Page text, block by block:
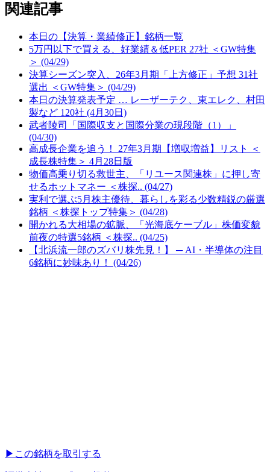
関連記事
本日の【決算・業績修正】銘柄一覧
5万円以下で買える、好業績＆低PER 27社 ＜GW特集
＞ (04/29)
決算シーズン突入、26年3月期「上方修正」予想 31社
選出 ＜GW特集＞ (04/29)
本日の決算発表予定 … レーザーテク、東エレク、村田
製など 120社 (4月30日)
武者陵司「国際収支と国際分業の現段階（1）」
(04/30)
高成長企業を追う！ 27年3月期【増収増益】リスト ＜
成長株特集＞ 4月28日版
物価高乗り切る救世主、「リユース関連株」に押し寄
せるホットマネー ＜株探.. (04/27)
実利で選ぶ5月株主優待、暮らしを彩る少数精鋭の厳選
銘柄 ＜株探トップ特集＞ (04/28)
開かれる大相場の鉱脈、「光海底ケーブル」株価変貌
前夜の特選5銘柄 ＜株探.. (04/25)
【北浜流一郎のズバリ株先見！】 ─ AI・半導体の注目
6銘柄に妙味あり！ (04/26)
▶︎ この銘柄を取引する